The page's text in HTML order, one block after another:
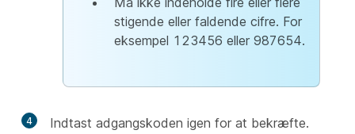
stigende eller faldende cifre. For
eksempel 123456 eller 987654.
4 Indtast adgangskoden igen for at bekræfte.